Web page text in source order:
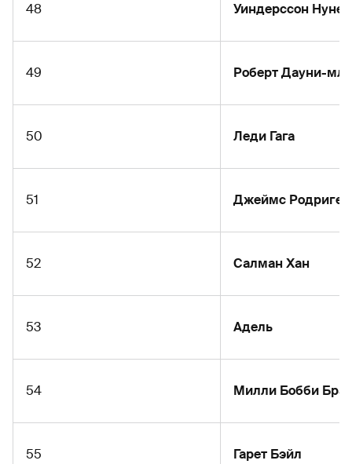
48 Уиндерссон
49 Роберт Дауни-
50 Леди Гага
51 Джеймс Родриге
52 Салман Хан
53 Адель
54 Милли Бобби
55 Гарет Бэйл